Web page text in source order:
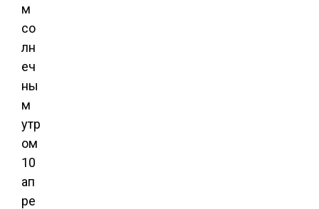
м
со
лн
еч
ны
м
утр
ом
10
ап
ре